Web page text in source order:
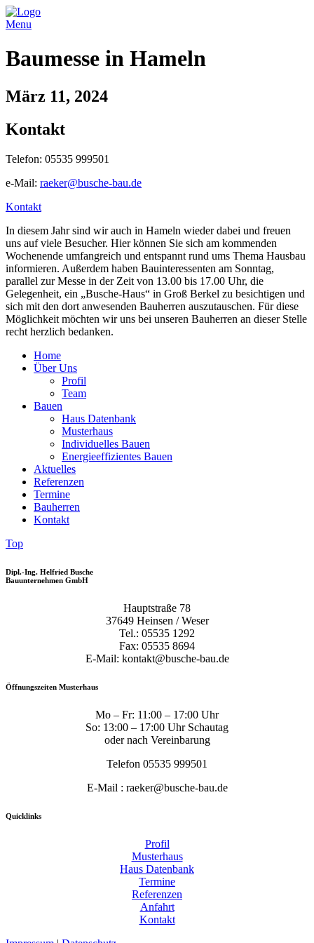
Menu
Baumesse in Hameln
März 11, 2024
Kontakt
Telefon: 05535 999501
e-Mail: raeker@busche-bau.de
Kontakt
In diesem Jahr sind wir auch in Hameln wieder dabei und freuen
uns auf viele Besucher. Hier können Sie sich am kommenden
Wochenende umfangreich und entspannt rund ums Thema Hausbau
informieren. Außerdem haben Bauinteressenten am Sonntag,
parallel zur Messe in der Zeit von 13.00 bis 17.00 Uhr, die
Gelegenheit, ein „Busche-Haus“ in Groß Berkel zu besichtigen und
sich mit den dort anwesenden Bauherren auszutauschen. Für diese
Möglichkeit möchten wir uns bei unseren Bauherren an dieser Stelle
recht herzlich bedanken.
Home
Über Uns
Profil
Team
Bauen
Haus Datenbank
Musterhaus
Individuelles Bauen
Energieeffizientes Bauen
Aktuelles
Referenzen
Termine
Bauherren
Kontakt
Top
Dipl.-Ing. Helfried Busche
Bauunternehmen GmbH
Hauptstraße 78
37649 Heinsen / Weser
Tel.: 05535 1292
Fax: 05535 8694
E-Mail: kontakt@busche-bau.de
Öffnungszeiten Musterhaus
Mo – Fr: 11:00 – 17:00 Uhr
So: 13:00 – 17:00 Uhr Schautag
oder nach Vereinbarung
Telefon 05535 999501
E-Mail : raeker@busche-bau.de
Quicklinks
Profil
Musterhaus
Haus Datenbank
Termine
Referenzen
Anfahrt
Kontakt